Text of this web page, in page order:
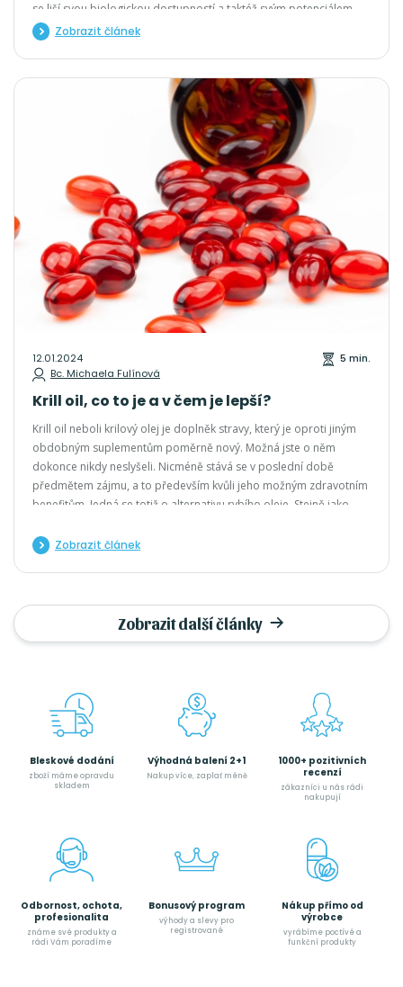
se liší svou biologickou dostupností a taktéž svým potenciálem.
Jednou z nejmodernějších a nejzajímavějších variant je tzv. hořčík
Zobrazit článek
12.01.2024
Bc. Michaela Fulínová
5 min.
Krill oil, co to je a v čem je lepší?
Krill oil neboli krilový olej je doplněk stravy, který je oproti jiným
obdobným suplementům poměrně nový. Možná jste o něm
dokonce nikdy neslyšeli. Nicméně stává se v poslední době
předmětem zájmu, a to především kvůli jeho možným zdravotním
benefitům. Jedná se totiž o alternativu rybího oleje. Stejně jako
mastných kyselin. T
Zobrazit článek
Zobrazit další články
Bleskové dodání
zboží máme opravdu
skladem
Výhodná balení 2+1
Nakup více, zaplať méně
1000+ pozitivních
recenzí
zákazníci u nás rádi
nakupují
Odbornost, ochota,
profesionalita
známe své produkty a
rádi Vám poradíme
Bonusový program
výhody a slevy pro
registrované
Nákup přímo od
výrobce
vyrábíme poctívé a
funkční produkty